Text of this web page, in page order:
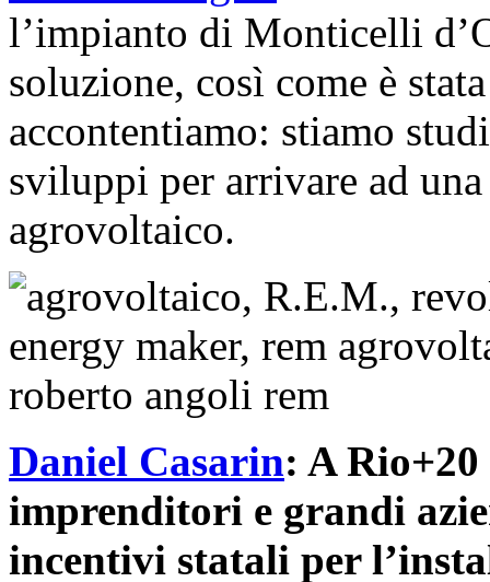
l’impianto di Monticelli
soluzione, così come è
accontentiamo: stiamo
sviluppi per arrivare ad
agrovoltaico.
Daniel Casarin: A
imprenditori e grandi
incentivi statali per